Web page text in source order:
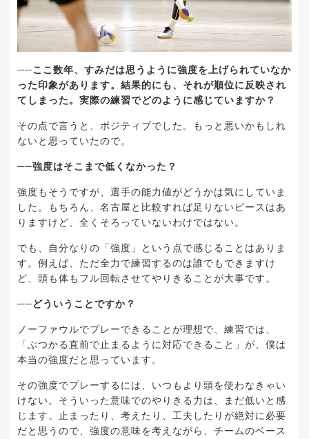
──ここ数年、すみだは思うように強度を上げられていなか
った印象があります。結果的にも、それが順位に反映され
てしまった。実際の練習でどのように感じていますか？
その点で言うと、ポジティブでした。もっと悪いかもしれ
ないと思っていたので。
──強度はそこまで低くなかった？
強度もそうですが、選手の能力値がどうかは気にしていま
した。もちろん、名古屋と比較すれば足りないピースはあ
りますけど、全くそろっていないわけではない。
でも、自分なりの「強度」という点で感じることはありま
す。例えば、ただ全力で練習するのは誰でもできますけ
ど、頭も体もフル回転させてやりきることが大事です。
──どういうことですか？
ノーファウルでプレーできることが理想で、練習では、
「ぶつかる直前で止まるように対応できること」が、僕は
本当の強度だと思っています。
その強度でプレーするには、いつもより頭を使わなきゃい
けない。そういった意味でのやりきる力は、まだ低いと感
じます。止まったり、考えたり、工夫したりが絶対に必要
だと思うので、強度の意味を考えながら、チームのベース